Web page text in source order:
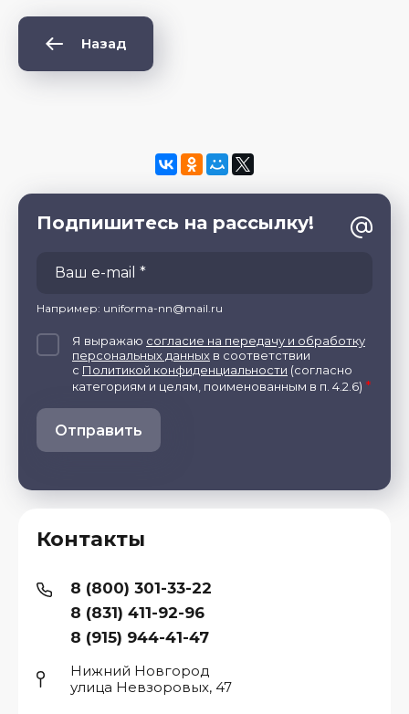
Назад
Контакты
8 (800) 301-33-22
8 (831) 411-92-96
8 (915) 944-41-47
Нижний Новгород
улица Невзоровых, 47
Подпишитесь на рассылку!
Например: uniforma-nn@mail.ru
Я выражаю согласие на передачу и обработку
персональных данных в соответствии
с Политикой конфиденциальности (согласно
категориям и целям, поименованным в п. 4.2.6) *
Отправить